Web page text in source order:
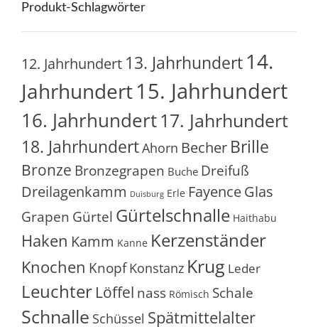
Produkt-Schlagwörter
12. Jahrhundert 13. Jahrhundert14.
Jahrhundert15. Jahrhundert
16. Jahrhundert17. Jahrhundert
18. JahrhundertAhorn Becher Brille
Bronze Bronzegrapen Buche Dreifuß
Dreilagenkamm Duisburg Erle FayenceGlas
Grapen Gürtel Gürtelschnalle Haithabu
Haken Kamm Kanne Kerzenständer
Knochen Knopf Konstanz Krug Leder
Leuchter Löffel nass Römisch Schale
Schnalle Schüssel Spätmittelalter